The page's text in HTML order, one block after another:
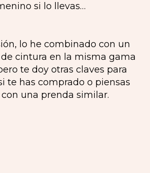
si lo llevas…
lo he combinado con un
cintura en la misma gama
te doy otras claves para
te has comprado o piensas
una prenda similar.